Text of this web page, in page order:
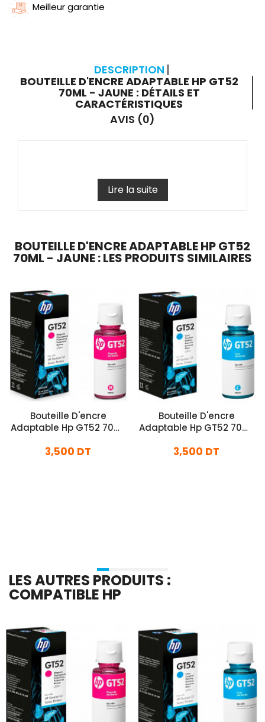
Meilleur garantie
DESCRIPTION
BOUTEILLE D'ENCRE ADAPTABLE HP GT52
70ML - JAUNE : DÉTAILS ET
CARACTÉRISTIQUES
AVIS (0)
Lire la suite
BOUTEILLE D'ENCRE ADAPTABLE HP GT52
70ML - JAUNE : LES PRODUITS SIMILAIRES
Bouteille D'encre
Adaptable Hp GT52 70ml
3,500 DT
Bouteille D'encre
Adaptable Hp GT52 70ml
3,500 DT
LES AUTRES PRODUITS :
COMPATIBLE HP